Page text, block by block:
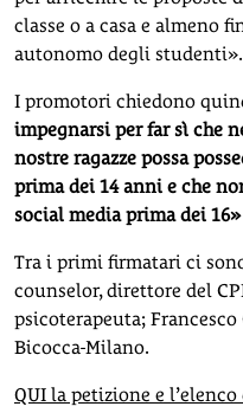
classe o a casa e almeno
autonomo degli studenti».
I promotori chiedono
impegnarsi per far sì che
nostre ragazze possa
prima dei 14 anni e che
social media prima dei 16»
Tra i primi firmatari ci
counselor, direttore del
psicoterapeuta;
Bicocca-Milano.
QUI la petizione e